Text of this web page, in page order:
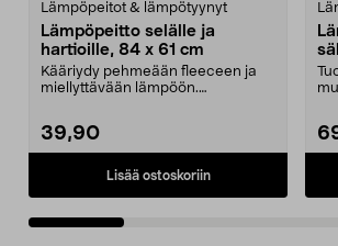
Lämpöpeitot & lämpötyynyt
Lämpöpeitto selälle ja
hartioille, 84 x 61 cm
Kääriydy pehmeään fleeceen ja
miellyttävään lämpöön.
39,90
Lisää ostoskoriin